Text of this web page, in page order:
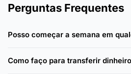
Perguntas Frequentes
Posso começar a semana em
Como faço para transferir